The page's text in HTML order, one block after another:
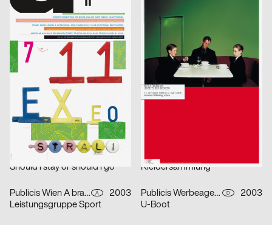
lmn
Musica Viva Konzert 26.02.2003
Marion Blomeyer D
2003
Gedächtnisbilder
2003
Die Toten
HardCase Design D
2003
Paradies No. 5
Eleonore Bujatti A
2003
Schicklgruber alias Adolf Hitler
Franz Scholz
2003
je besser man lebt…
Fons Hickmann m23 D
2003
Should i stay or should i go
Kleidersammlung
Publicis Wien A brand of Publicis Group Austria A
2003
Leistungsgruppe Sport
Publicis Werbeagentur GmbH D
2003
U-Boot